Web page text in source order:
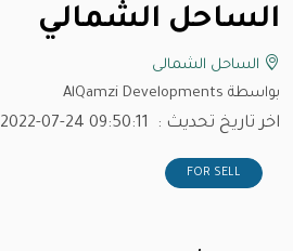
الساحل الشمالي
الساحل الشمالى
بواسطة AlQamzi Developments
اخر تاريخ تحديث : 2022-07-24 09:50:11
FOR SELL